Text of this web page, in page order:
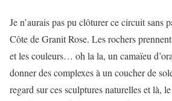
Je n’aurais pas pu clôturer ce circuit sans
Côte de Granit Rose. Les rochers
et les couleurs… oh la la, un camaïeu
donner des complexes à un coucher de
regard sur ces sculptures naturelles et là, le